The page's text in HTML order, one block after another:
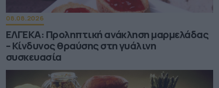
08.08.2026
ΕΛΓΕΚΑ: Προληπτική ανάκληση μαρμελάδας
– Κίνδυνος θραύσης στη γυάλινη
συσκευασία